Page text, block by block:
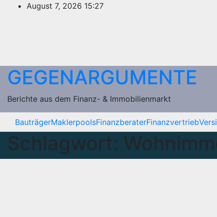
August 7, 2026 15:27
GEGENARGUMENTE
Berichte aus dem Finanz- & Immobilienmarkt
BauträgerMaklerpoolsFinanzberaterFinanzvertrieb
Schlagwort: